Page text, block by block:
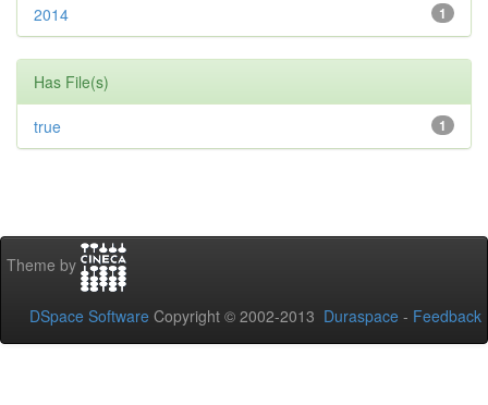
1
2014
Has File(s)
1
true
Theme by
DSpace Software Copyright © 2002-2013 Duraspace - Feedback